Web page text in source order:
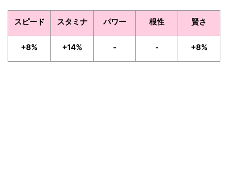
スピード スタミナ パワー 根性 賢さ
+8% +14% - - +8%